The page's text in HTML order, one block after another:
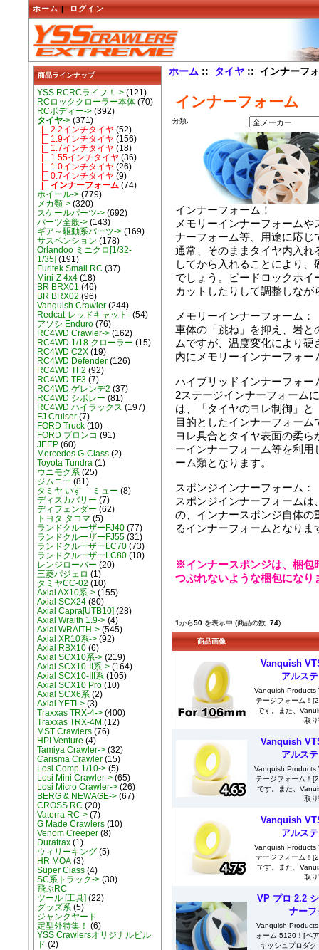
ホーム | ログイン
商品ラインナップ
YSS RCRCライフ！->(121)
RCロッククローラー本体(70)
RCボディー->(392)
タイヤ->(371)
|_ 2.2インチタイヤ (52)
|_ 1.9インチタイヤ (156)
|_ 1.7インチタイヤ (18)
|_ 1.55インチタイヤ (36)
|_ 1.0インチタイヤ (26)
|_ 0.7インチタイヤ (9)
|_ インナーフォーム(74)
ホイール->(779)
メカ類->(320)
スケールパーツ->(692)
パーツ全般->(143)
ギア～駆動系パーツ->(169)
サスペンション (178)
Orlandoo ミニクロ[1/32-
1/35] (191)
Furitek Small RC (37)
Mini-Z 4x4(18)
BR BRX01 (46)
BR BRX02 (96)
Vanquish Crawler(244)
Redcat-レッドキャット-(54)
アソシ Enduro(76)
RC4WD Crawler->(162)
RC4WD 1/18 クローラー (15)
RC4WD C2X(19)
RC4WD Defender(126)
RC4WD TF2 (92)
RC4WD TF3(7)
RC4WD ゲレンデ2 (37)
RC4WD シボレー (81)
RC4WD ハイラックス (197)
FJ Cruiser(7)
FORD Truck(10)
FORD ブロンコ (91)
JEEP(60)
Mercedes G-Class(2)
Toyota Tundra(1)
ウニモグ系(25)
ジムニー (81)
タミヤ いすゞ ミュー (8)
ディスカバリー (7)
ディフェンダー (62)
トヨタ タコマ (5)
ランドクルーザーFJ40(77)
ランドクルーザーFJ55(31)
ランドクルーザーLC70(73)
ランドクルーザーLC80(10)
レンジローバー (20)
三菱パジェロ (1)
タミヤCC-02 (10)
Axial AX10系->(155)
Axial SCX24(80)
Axial Capra[UTB10] (28)
Axial Wraith 1.9->(4)
Axial WRAITH->(545)
Axial XR10系->(92)
Axial RBX10(6)
Axial SCX10系->(219)
Axial SCX10-II系->(164)
Axial SCX10-III系(105)
Axial SCX10 Pro(10)
Axial SCX6系(2)
Axial YETI->(3)
Traxxas TRX-4->(400)
Traxxas TRX-4M (12)
MST Crawlers(76)
HPI Venture (4)
Tamiya Crawler->(32)
Carisma Crawler(15)
Losi Comp 1/10->(5)
Losi Mini Crawler->(65)
Losi Micro Crawler->(26)
BERG & NEWAGE->(67)
CROSS RC (20)
Vaterra RC->(7)
G Made Crawlers(10)
Venom Creeper(8)
Duratrax(1)
ウィリーキング(5)
HR MOA(3)
Super Class(4)
SC系トラック->(30)
飛ぶRC
ツール [工具] (22)
グッズ系(5)
ジャンクヤード
定型外特集！ (6)
YSS Crawlersオリジナルビル
ド (2)
ホーム :: タイヤ :: インナーフ
インナーフォーム
分類:
インナーフォーム！
メモリーインナーフォーム
ナーフォーム等、用途に応じ
通常、そのままタイヤ内入
してから入れることにより
でしょう。ビードロックホ
カットしたりして調整しな
メモリーインナーフォーム：
車体の「跳ね」を抑え、岩
ムですが、温度変化により
内にメモリーインナーフォ
ハイブリッドインナーフォー
2ステージインナーフォーム
は、「タイヤのヨレ制御」
目的としたインナーフォー
ヨレ具合とタイヤ表面の柔
ーインナーフォーム等を利
ーム類となります。
スポンジインナーフォーム：
スポンジインナーフォーム
の、インナースポンジ自体
るインナーフォームとなりま
※インナースポンジは、梱包
つぶれないような梱包にな
1から50を表示中 (商品の数: 74)
商品画像
Vanquish
アルス
Vanquish Products
テージフォーム！
です。また、
取
Vanquish
アルス
Vanquish Products
テージフォーム！
です。また、
取
Vanquish
アルス
Vanquish Products
テージフォーム！
です。また、
取
VP プロ 2.2
ナーフ
Vanquish
ォーム 5120！[ペ
キッシュプロダ